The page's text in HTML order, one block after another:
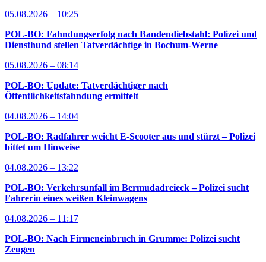
05.08.2026 – 10:25
POL-BO: Fahndungserfolg nach Bandendiebstahl: Polizei und
Diensthund stellen Tatverdächtige in Bochum-Werne
05.08.2026 – 08:14
POL-BO: Update: Tatverdächtiger nach
Öffentlichkeitsfahndung ermittelt
04.08.2026 – 14:04
POL-BO: Radfahrer weicht E-Scooter aus und stürzt – Polizei
bittet um Hinweise
04.08.2026 – 13:22
POL-BO: Verkehrsunfall im Bermudadreieck – Polizei sucht
Fahrerin eines weißen Kleinwagens
04.08.2026 – 11:17
POL-BO: Nach Firmeneinbruch in Grumme: Polizei sucht
Zeugen